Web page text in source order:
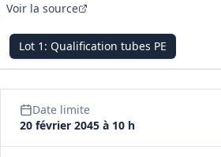
Voir la source
Lot 1 : Qualification tubes PE
Date limite
20 février 2045 à 10 h